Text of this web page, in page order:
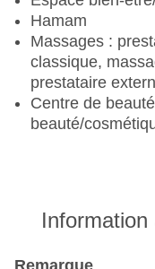
Hamam
Massages :
classique,
prestataire
Centre de
beauté/
Information